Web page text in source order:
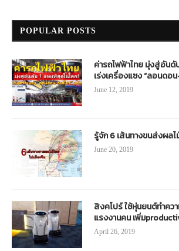
POPULAR POSTS
ค่ารถไฟฟ้าไทย มุ่งสู่อันดั
เร่งเครื่องแซง “ลอนดอ
June 12, 2019
รู้จัก 6 เส้นทางขนส่งผลไ
June 20, 2019
สิงคโปร์ ใช้หุ่นยนต์ทำคว
แรงงานคน เพิ่ม
April 26, 2019